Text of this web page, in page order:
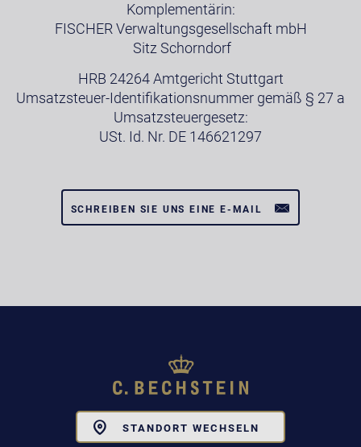
Komplementärin:
FISCHER Verwaltungsgesellschaft mbH
Sitz Schorndorf
HRB 24264 Amtgericht Stuttgart
Umsatzsteuer-Identifikationsnummer gemäß § 27 a
Umsatzsteuergesetz:
USt. Id. Nr. DE 146621297
SCHREIBEN SIE UNS EINE E-MAIL
STANDORT WECHSELN